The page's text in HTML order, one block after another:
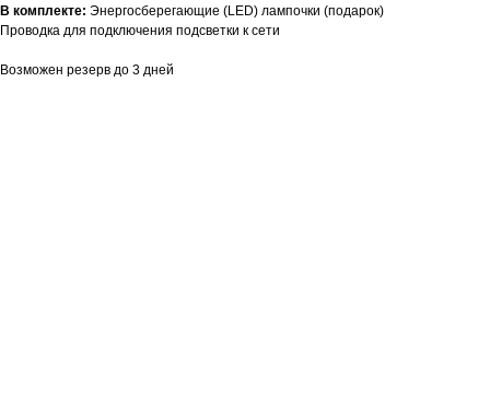
В комплекте: Энергосберегающие (LED) лампочки (подарок)
Проводка для подключения подсветки к сети
Возможен резерв до 3 дней